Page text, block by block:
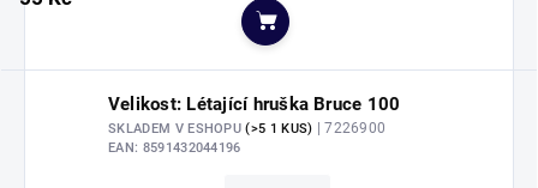
Do košíku
Velikost: Létající hruška Bruce 100
SKLADEM V ESHOPU(>5 1 KUS) | 7226900
EAN: 8591432044196